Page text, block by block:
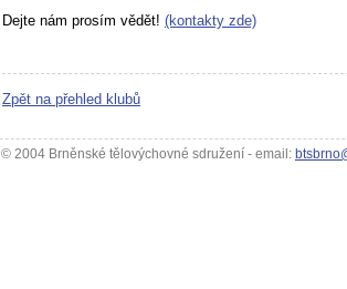
Dejte nám prosím vědět! (kontakty zde)
Zpět na přehled klubů
© 2004 Brněnské tělovýchovné sdružení - email: